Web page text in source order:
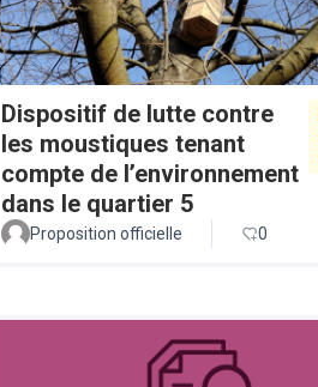
Dispositif de lutte contre
les moustiques tenant
compte de l’environnement
dans le quartier 5
Proposition officielle 0